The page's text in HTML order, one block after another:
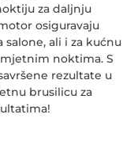
za daljnju
osiguravaju
salone, ali i za kućnu
noktima. S
rezultate u
brusilicu za